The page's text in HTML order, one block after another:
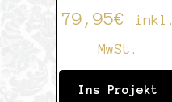
79,95€
inkl.
MwSt.
Ins Projekt